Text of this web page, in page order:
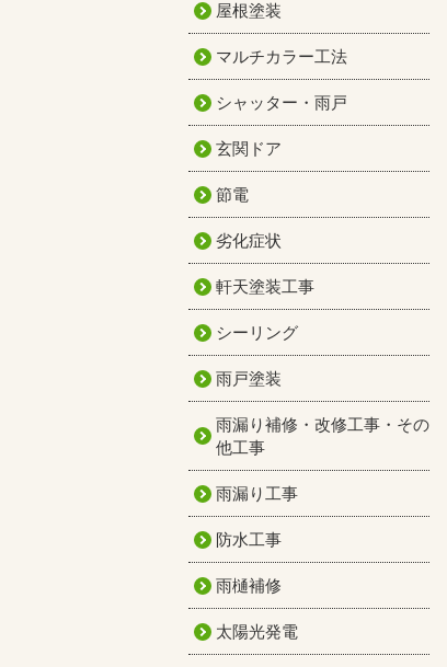
屋根塗装
マルチカラー工法
シャッター・雨戸
玄関ドア
節電
劣化症状
軒天塗装工事
シーリング
雨戸塗装
雨漏り補修・改修工事・その
他工事
雨漏り工事
防水工事
雨樋補修
太陽光発電